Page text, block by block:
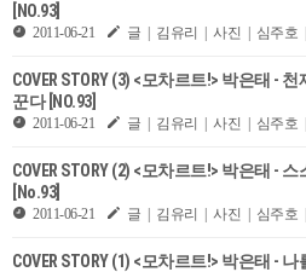
[NO.93]
2011-06-21 글 | 김유리 | 사진 | 심주호 | |
COVER STORY (3) <모차르트!> 박은태 -
꾼다 [NO.93]
2011-06-21 글 | 김유리 | 사진 | 심주호 | |
COVER STORY (2) <모차르트!> 박은태 -
[No.93]
2011-06-21 글 | 김유리 | 사진 | 심주호 | |
COVER STORY (1) <모차르트!> 박은태 -